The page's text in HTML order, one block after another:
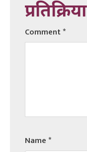
प्रतिक्रिया
Comment*
Name*